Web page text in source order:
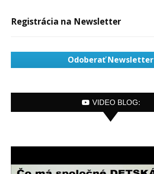
Registrácia na Newsletter
Odoberať Newsletter
VIDEO BLOG: